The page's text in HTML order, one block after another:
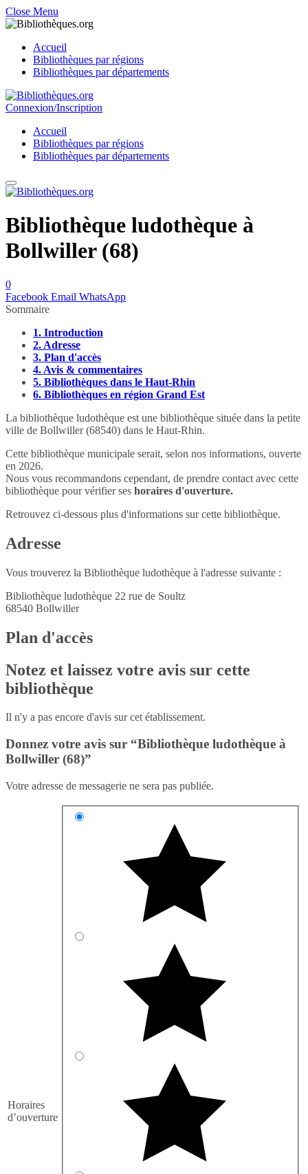
Close Menu
Accueil
Bibliothèques par régions
Bibliothèques par départements
Connexion/Inscription
Accueil
Bibliothèques par régions
Bibliothèques par départements
Bibliothèque ludothèque à
Bollwiller (68)
0
Facebook Email WhatsApp
Sommaire
1. Introduction
2. Adresse
3. Plan d'accès
4. Avis & commentaires
5. Bibliothèques dans le Haut-Rhin
6. Bibliothèques en région Grand Est
La bibliothèque ludothèque est une bibliothèque située dans la petite
ville de Bollwiller (68540) dans le Haut-Rhin.
Cette bibliothèque municipale serait, selon nos informations, ouverte
en 2026.
Nous vous recommandons cependant, de prendre contact avec cette
bibliothèque pour vérifier ses horaires d'ouverture.
Retrouvez ci-dessous plus d'informations sur cette bibliothèque.
Adresse
Vous trouverez la Bibliothèque ludothèque à l'adresse suivante :
Bibliothèque ludothèque 22 rue de Soultz
68540 Bollwiller
Plan d'accès
Notez et laissez votre avis sur cette
bibliothèque
Il n'y a pas encore d'avis sur cet établissement.
Donnez votre avis sur “Bibliothèque ludothèque à
Bollwiller (68)”
Votre adresse de messagerie ne sera pas publiée.
Horaires
d’ouverture